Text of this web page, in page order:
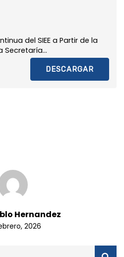
del SIEE a Partir de la
Secretaría...
DESCARGAR
Hernandez
2026